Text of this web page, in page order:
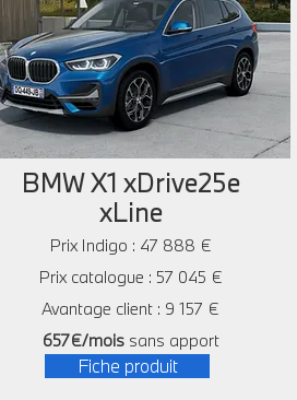
BMW X1 xDrive25e
xLine
Prix Indigo : 47 888 €
Prix catalogue : 57 045 €
Avantage client : 9 157 €
657€/moissans apport
Fiche produit